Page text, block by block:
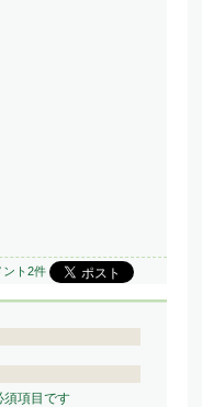
ント2件
須項目です